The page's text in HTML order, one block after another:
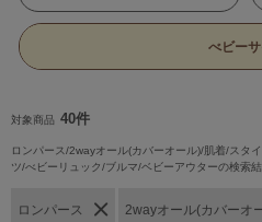
べビー
対象商品 40件
ロンパース/2wayオール(カバーオール)/肌着/スタ
ツ/べビーリュック/ブルマ/ベビーアウターの検索
ロンパース 2wayオール(カバーオ